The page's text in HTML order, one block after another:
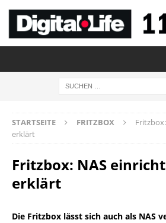
STARTSEITE FRITZBOX
erklärt
Fritzbox: NAS
erklärt
Die Fritzbox lässt sich auch als NAS